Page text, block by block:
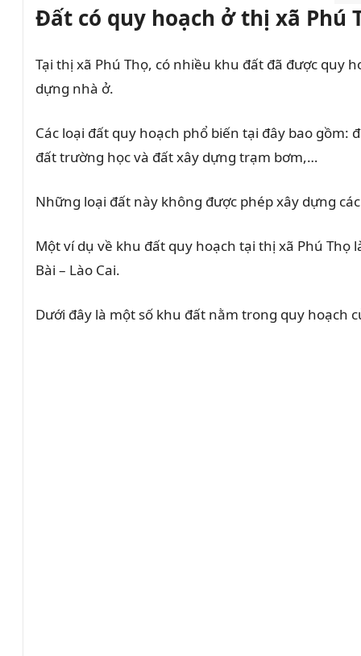
Đất có quy hoạch ở thị xã Phú
Tại thị xã Phú Thọ, có nhiều khu đất đã được quy
dựng nhà ở.
Các loại đất quy hoạch phổ biến tại đây bao
đất trường học và đất xây dựng trạm bơm,…
Những loại đất này không được phép xây dựng
Một ví dụ về khu đất quy hoạch tại thị xã Phú Thọ
Bài – Lào Cai.
Dưới đây là một số khu đất nằm trong quy hoạch